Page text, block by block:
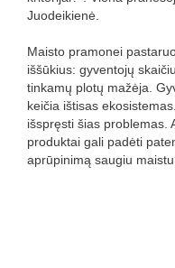
Juodeikienė.
Maisto pramonei
iššūkius: gyventojų
tinkamų plotų mažėja.
keičia ištisas
išspręsti šias problemas.
produktai gali padėti
aprūpinimą saugiu